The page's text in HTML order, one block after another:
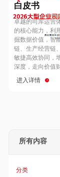
Hungary
Hong Kong
白皮书
卓越的司库运营
的核心能力，利
掘数据价值，智
链、生产经营链
敏捷高效协同，
深度，走向价值
进入详情
所有内容
分类